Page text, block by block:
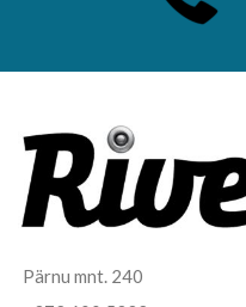
Pärnu mnt. 240